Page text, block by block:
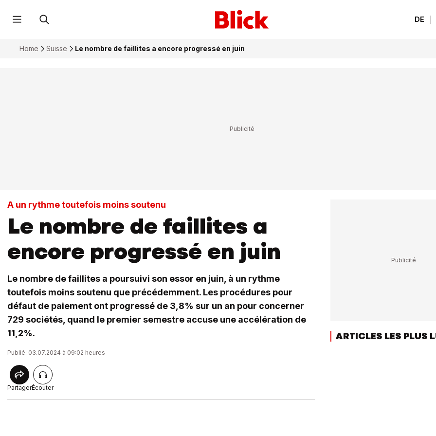
DE
Home Suisse Le nombre de faillites a encore progressé en juin
A un rythme toutefois moins soutenu
Le nombre de faillites a
encore progressé en juin
Le nombre de faillites a poursuivi son essor en juin, à un rythme
toutefois moins soutenu que précédemment. Les procédures pour
défaut de paiement ont progressé de 3,8% sur un an pour concerner
729 sociétés, quand le premier semestre accuse une accélération de
11,2%.
Publié: 03.07.2024 à 09:02 heures
PartagerÉcouter
ARTICLES LES PLUS